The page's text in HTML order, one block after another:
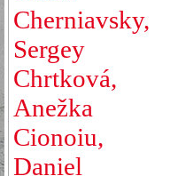
Cherniavsky,
Sergey
Chrtková,
Anežka
Cionoiu,
Daniel